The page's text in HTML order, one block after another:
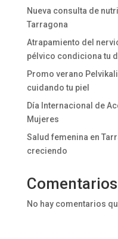
Nueva consulta de
Tarragona
Atrapamiento del
pélvico condiciona tu
Promo verano
cuidando tu piel
Día Internacional de
Mujeres
Salud femenina en
creciendo
No hay comentarios